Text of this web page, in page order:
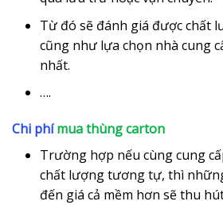
Từ đó sẽ đánh giá được chất
cũng như lựa chọn nhà cung
nhất.
….
Chi phímua thùng carton
Trường hợp nếu cùng cung
chất lượng tương tự, thì
đến giá cả mềm hơn sẽ thu